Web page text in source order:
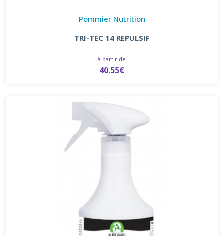
Pommier Nutrition
TRI-TEC 14 REPULSIF
à partir de
40.55€